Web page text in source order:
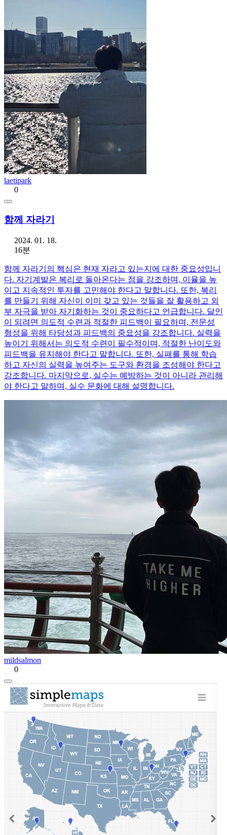
laetipark
0
함께 자라기
2024. 01. 18.
16분
함께 자라기의 핵심은 현재 자라고 있는지에 대한 중요성입니
다. 자기계발은 복리로 돌아온다는 점을 강조하며, 이율을 높
이고 지속적인 투자를 고민해야 한다고 말합니다. 또한, 복리
를 만들기 위해 자신이 이미 갖고 있는 것들을 잘 활용하고 외
부 자극을 받아 자기화하는 것이 중요하다고 언급합니다. 달인
이 되려면 의도적 수련과 적절한 피드백이 필요하며, 전문성
형성을 위해 타당성과 피드백의 중요성을 강조합니다. 실력을
높이기 위해서는 의도적 수련이 필수적이며, 적절한 난이도와
피드백을 유지해야 한다고 말합니다. 또한, 실패를 통해 학습
하고 자신의 실력을 높여주는 도구와 환경을 조성해야 한다고
강조합니다. 마지막으로, 실수는 예방하는 것이 아니라 관리해
야 한다고 말하며, 실수 문화에 대해 설명합니다.
mildsalmon
0